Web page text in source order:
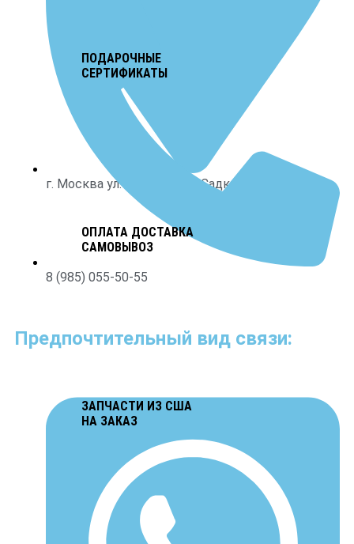
г. Москва ул. Знаменские Садки, д. 11
ПОДАРОЧНЫЕ
СЕРТИФИКАТЫ
ОПЛАТА ДОСТАВКА
САМОВЫВОЗ
ЗАПЧАСТИ ИЗ США
НА ЗАКАЗ
8 (985) 055-50-55
Предпочтительный вид связи: